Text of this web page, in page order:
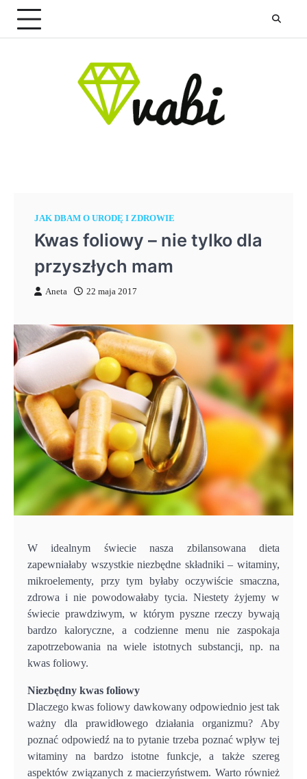
Skip
content
JAK DBAM O URODĘ I ZDROWIE
Kwas foliowy – nie tylko dla
przyszłych mam
Aneta 22 maja 2017
W idealnym świecie nasza zbilansowana dieta
zapewniałaby wszystkie niezbędne składniki – witaminy,
mikroelementy, przy tym byłaby oczywiście smaczna,
zdrowa i nie powodowałaby tycia. Niestety żyjemy w
świecie prawdziwym, w którym pyszne rzeczy bywają
bardzo kaloryczne, a codzienne menu nie zaspokaja
zapotrzebowania na wiele istotnych substancji, np. na
kwas foliowy.
Niezbędny kwas foliowy
Dlaczego kwas foliowy dawkowany odpowiednio jest tak
ważny dla prawidłowego działania organizmu? Aby
poznać odpowiedź na to pytanie trzeba poznać wpływ tej
witaminy na bardzo istotne funkcje, a także szereg
aspektów związanych z macierzyństwem. Warto również